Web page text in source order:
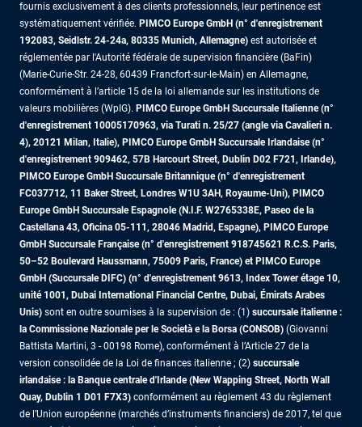
fournis exclusivement à des clients professionnels, leur pertinence est
systématiquement vérifiée. PIMCO Europe GmbH (n° d'enregistrement
192083, Seidlstr. 24-24a, 80335 Munich, Allemagne) est autorisée et
réglementée par l'Autorité fédérale de supervision financière (BaFin)
(Marie-Curie-Str. 24-28, 60439 Francfort-sur-le-Main) en Allemagne,
conformément à l’article 15 de la loi allemande sur les institutions de
valeurs mobilières (WpIG). PIMCO Europe GmbH Succursale Italienne (n°
d'enregistrement 10005170963, via Turati n. 25/27 (angle via Cavalieri n.
4), 20121 Milan, Italie), PIMCO Europe GmbH Succursale Irlandaise (n°
d'enregistrement 909462, 57B Harcourt Street, Dublin D02 F721, Irlande),
PIMCO Europe GmbH Succursale Britannique (n° d'enregistrement
FC037712, 11 Baker Street, Londres W1U 3AH, Royaume-Uni), PIMCO
Europe GmbH Succursale Espagnole (N.I.F. W2765338E, Paseo de la
Castellana 43, Oficina 05-111, 28046 Madrid, Espagne), PIMCO Europe
GmbH Succursale Française (n° d'enregistrement 918745621 R.C.S. Paris,
50–52 Boulevard Haussmann, 75009 Paris, France) et PIMCO Europe
GmbH (Succursale DIFC) (n° d'enregistrement 9613, Index Tower étage 10,
unité 1001, Dubai International Financial Centre, Dubai, Émirats Arabes
Unis) sont en outre soumises à la supervision de : (1) succursale italienne :
la Commissione Nazionale per le Società e la Borsa (CONSOB) (Giovanni
Battista Martini, 3 - 00198 Rome), conformément à l’Article 27 de la
version consolidée de la Loi de finances italienne ; (2) succursale
irlandaise : la Banque centrale d'Irlande (New Wapping Street, North Wall
Quay, Dublin 1 D01 F7X3) conformément au règlement 43 du règlement
de l’Union européenne (marchés d’instruments financiers) de 2017, tel que